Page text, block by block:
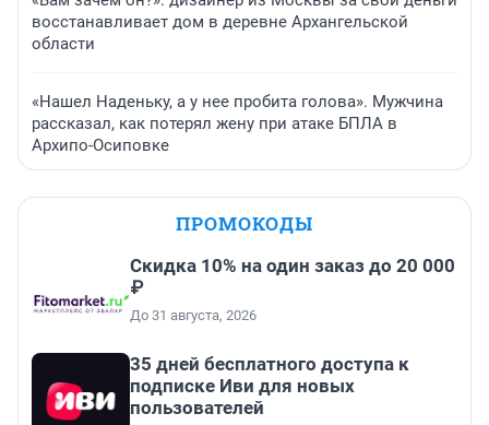
восстанавливает дом в деревне Архангельской
области
«Нашел Наденьку, а у нее пробита голова». Мужчина
рассказал, как потерял жену при атаке БПЛА в
Архипо-Осиповке
ПРОМОКОДЫ
Скидка 10% на один заказ до 20 000
₽
До 31 августа, 2026
35 дней бесплатного доступа к
подписке Иви для новых
пользователей